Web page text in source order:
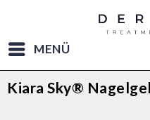
MENÜ
Kiara Sky®